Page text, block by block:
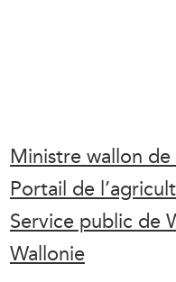
Ministre wallon
Portail de
Service public de
Wallonie